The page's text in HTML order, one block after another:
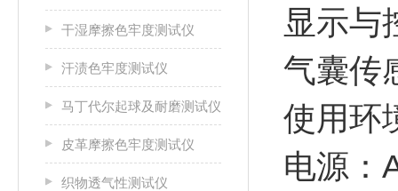
干湿摩擦色牢度测试仪
汗渍色牢度测试仪
马丁代尔起球及耐磨测试仪
皮革摩擦色牢度测试仪
织物透气性测试仪
显示与
气囊传
使用环
电源：